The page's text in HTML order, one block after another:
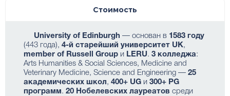
Стоимость
University of Edinburgh — основан в 1583 году
(443 года), 4-й старейший университет UK,
member of Russell Group и LERU. 3 колледжа:
Arts Humanities & Social Sciences, Medicine and
Veterinary Medicine, Science and Engineering — 25
академических школ, 400+ UG и 300+ PG
программ. 20 Нобелевских лауреатов среди